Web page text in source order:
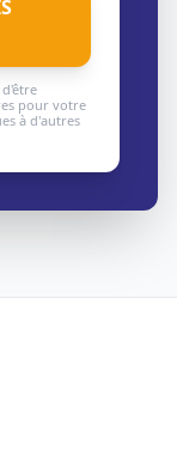
pour votre
à d'autres